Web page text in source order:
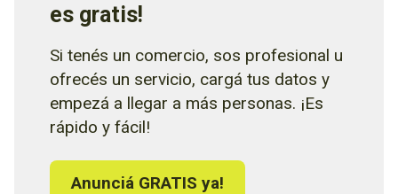
es gratis!
Si tenés un comercio, sos profesional u
ofrecés un servicio, cargá tus datos y
empezá a llegar a más personas. ¡Es
rápido y fácil!
Anunciá GRATIS ya!